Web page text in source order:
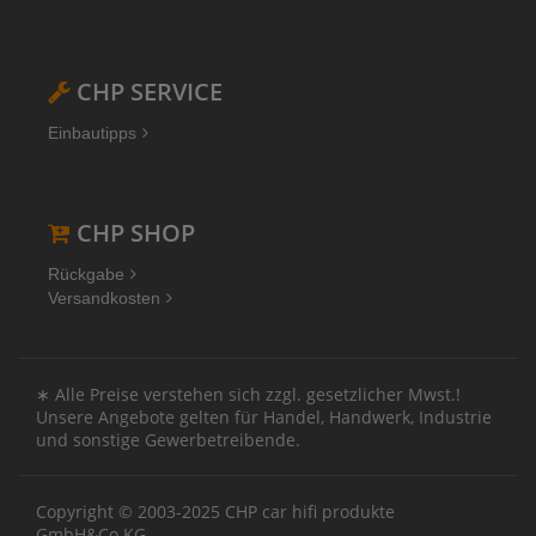
CHP SERVICE
Einbautipps
CHP SHOP
Rückgabe
Versandkosten
∗ Alle Preise verstehen sich zzgl. gesetzlicher Mwst.!
Unsere Angebote gelten für Handel, Handwerk, Industrie
und sonstige Gewerbetreibende.
Copyright © 2003-2025 CHP car hifi produkte